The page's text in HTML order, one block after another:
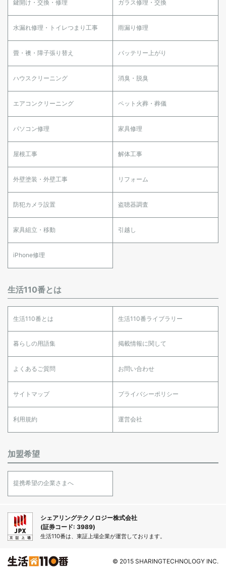
鍵開け・交換・修理 ガラス修理・交換
水漏れ修理・トイレつまり工事 雨漏り修理
畳・襖・障子張り替え バッテリー上がり
ハウスクリーニング 消臭・脱臭
エアコンクリーニング ペット火葬・葬儀
パソコン修理 家具修理
屋根工事 解体工事
外壁塗装・外壁工事 リフォーム
防犯カメラ設置 盗聴器調査
家具組立・移動 引越し
iPhone修理
生活110番とは
生活110番とは 生活110番ライブラリー
暮らしの用語集 掲載情報に関して
よくあるご質問 お問い合わせ
サイトマップ プライバシーポリシー
利用規約 運営会社
加盟希望
提携希望の企業さまへ
シェアリングテクノロジー株式会社
(証券コード: 3989)
生活110番は、東証上場企業が運営しております。
© 2015 SHARINGTECHNOLOGY INC.